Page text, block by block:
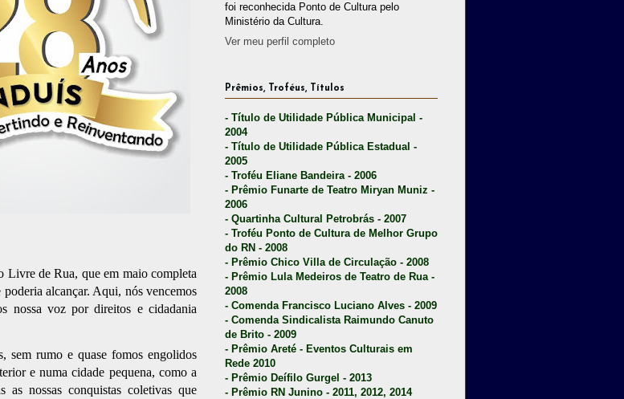
Livre de Rua, que em maio completa
alcançar. Aqui, nós vencemos
nossa voz por direitos e cidadania
sem rumo e quase fomos engolidos
e numa cidade pequena, como a
as nossas conquistas coletivas que
foi reconhecida Ponto de Cultura pelo
Ministério da Cultura.
Ver meu perfil completo
Prêmios, Troféus, Títulos
- Título de Utilidade Pública Municipal -
2004
- Título de Utilidade Pública Estadual -
2005
- Troféu Eliane Bandeira - 2006
- Prêmio Funarte de Teatro Miryan Muniz -
2006
- Quartinha Cultural Petrobrás - 2007
- Troféu Ponto de Cultura de Melhor Grupo
do RN - 2008
- Prêmio Chico Villa de Circulação - 2008
- Prêmio Lula Medeiros de Teatro de Rua -
2008
- Comenda Francisco Luciano Alves - 2009
- Comenda Sindicalista Raimundo Canuto
de Brito - 2009
- Prêmio Areté - Eventos Culturais em
Rede 2010
- Prêmio Deífilo Gurgel - 2013
- Prêmio RN Junino - 2011, 2012, 2014